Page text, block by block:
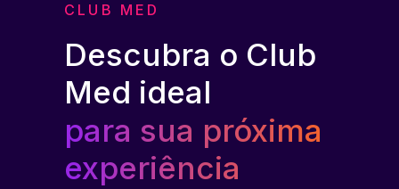
CLUB MED
Descubra o Club
Med ideal
para sua próxima
experiência